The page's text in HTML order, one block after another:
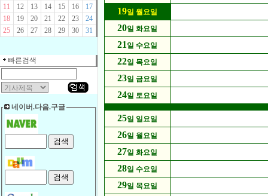
11
12 13 14 15 16
17
18
19 20 21 22 23
24
25
26 27 28 29 30 31
빠른검색
네이버.다음.구글
19일 월요일
20일 화요일
21 일 수요일
22일 목요일
23일 금요일
24일 토요일
25일 일요일
26일 월요일
27일 화요일
28일 수요일
29일 목요일